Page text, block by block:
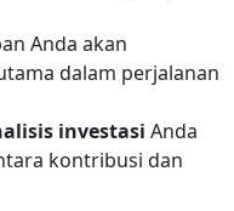
Anda akan
dalam perjalanan
investasi Anda
kontribusi dan